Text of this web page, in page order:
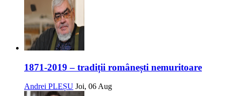
1871-2019 – tradiții românești nemuritoare
Andrei PLEȘU Joi, 06 Aug